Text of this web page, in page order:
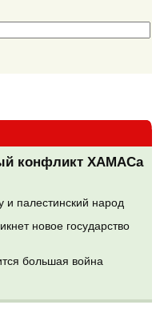
конфликт ХАМАСа
и палестинский народ
новое государство
большая война